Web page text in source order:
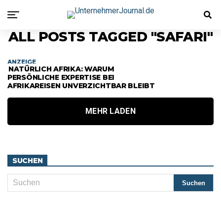
ALL POSTS TAGGED "SAFARI"
ANZEIGE
NATÜRLICH AFRIKA: WARUM
PERSÖNLICHE EXPERTISE BEI
AFRIKAREISEN UNVERZICHTBAR BLEIBT
MEHR LADEN
SUCHEN